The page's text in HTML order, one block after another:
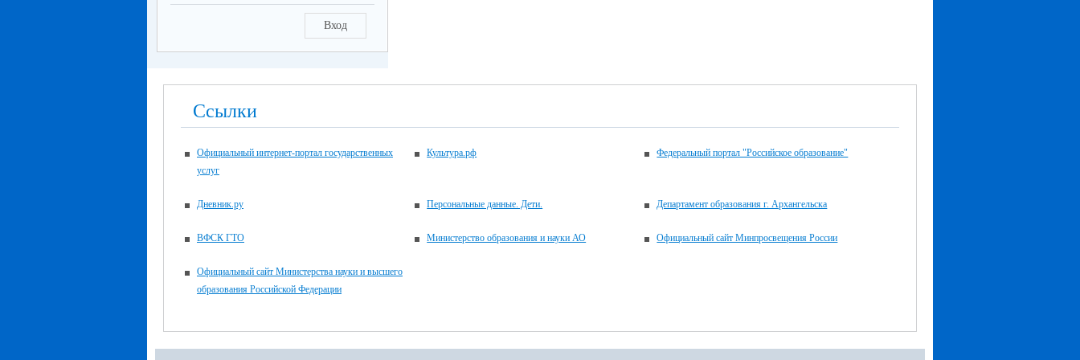
Вход
Ссылки
Официальный интернет-портал государственных
услуг
Культура.рф Федеральный портал "Российское образование"
Дневник.ру Персональные данные. Дети. Департамент образования г. Архангельска
ВФСК ГТО Министерство образования и науки АО Официальный сайт Минпросвещения России
Официальный сайт Министерства науки и высшего
образования Российской Федерации